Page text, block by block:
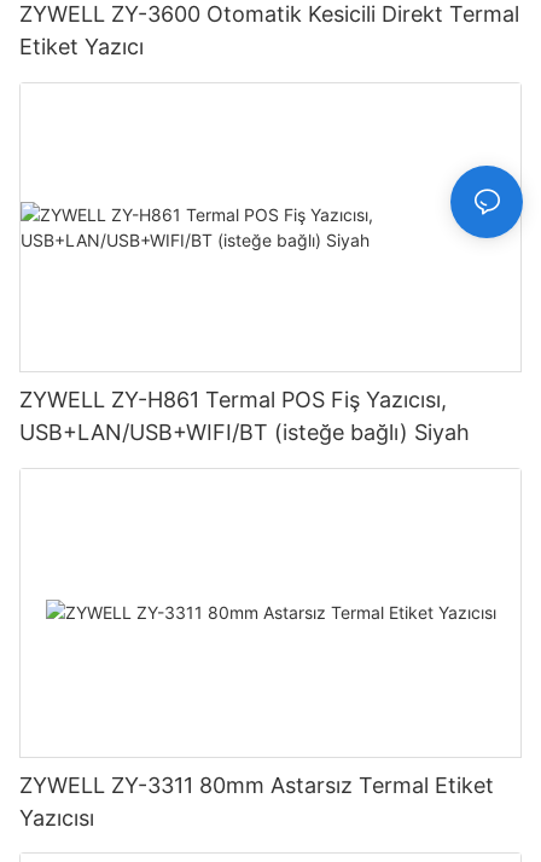
ZYWELL ZY-3600 Otomatik Kesicili Direkt Termal
Etiket Yazıcı
ZYWELL ZY-H861 Termal POS Fiş Yazıcısı,
USB+LAN/USB+WIFI/BT (isteğe bağlı) Siyah
ZYWELL ZY-3311 80mm Astarsız Termal Etiket
Yazıcısı